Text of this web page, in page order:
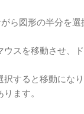
ら図形の半分を
スを移動させ、
すると移動にな
ます。